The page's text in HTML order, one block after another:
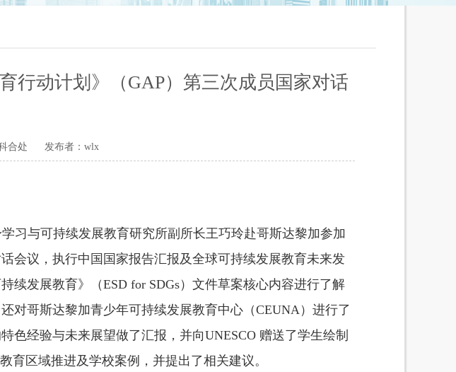
行动计划》（GAP）第三次成员国家对话
合处 发布者：wlx
习与可持续发展教育研究所副所长王巧玲赴哥斯达黎加参加
会议，执行中国国家报告汇报及全球可持续发展教育未来发
续发展教育》（ESD for SDGs）文件草案核心内容进行了解
对哥斯达黎加青少年可持续发展教育中心（CEUNA）进行了
色经验与未来展望做了汇报，并向UNESCO 赠送了学生绘制
育区域推进及学校案例，并提出了相关建议。